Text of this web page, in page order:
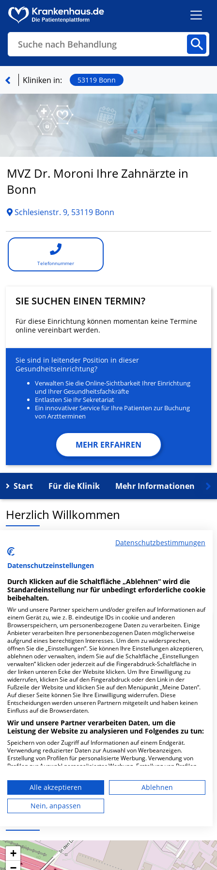
Suche nach Behandlung
Finden
Kliniken in: 53119 Bonn
MVZ Dr. Moroni Ihre Zahnärzte in
Bonn
Schlesienstr. 9, 53119 Bonn
Telefonnummer
SIE SUCHEN EINEN TERMIN?
Für diese Einrichtung können momentan keine Termine
online vereinbart werden.
Sie sind in leitender Position in dieser
Gesundheitseinrichtung?
Verwalten Sie die Online-Sichtbarkeit Ihrer Einrichtung
und Ihrer Gesundheitsfachkräfte
Entlasten Sie Ihr Sekretariat
Ein innovativer Service für Ihre Patienten zur Buchung
von Arztterminen
MEHR ERFAHREN
Start Für die Klinik Mehr Informationen
Herzlich Willkommen
MVZ Dr. Moroni Ihre Zahnärzte in Bonn in der
Schlesienstr. 9 ist ein medizinisches
Versorgungszentrum in Bonn.
Mehr Informationen
FAQ
Hier ﬁnden Sie häuﬁg gestellte Fragen zu dieser Klinik.
Wie lautet die Adresse von MVZ Dr. Moroni
Ihre Zahnärzte in Bonn?
53119 Bonn
Wie ist die Telefonnummer von MVZ Dr.
+
Datenschutzbestimmungen
Datenschutzeinstellungen
Durch Klicken auf die Schaltfläche „Ablehnen“ wird die
Standardeinstellung nur für unbedingt erforderliche cookie
beibehalten.
Wir und unsere Partner speichern und/oder greifen auf Informationen auf
einem Gerät zu, wie z. B. eindeutige IDs in cookie und anderen
Browserspeichern, um personenbezogene Daten zu verarbeiten. Einige
Anbieter verarbeiten Ihre personenbezogenen Daten möglicherweise
aufgrund eines berechtigten Interesses. Um dem zu widersprechen,
öffnen Sie die „Einstellungen“. Sie können Ihre Einstellungen akzeptieren,
ablehnen oder verwalten, indem Sie auf die Schaltfläche „Einstellungen
verwalten“ klicken oder jederzeit auf die Fingerabdruck-Schaltfläche in
der linken unteren Ecke der Website klicken. Um Ihre Einwilligung zu
widerrufen, klicken Sie auf den Fingerabdruck oder den Link in der
Fußzeile der Website und klicken Sie auf den Menüpunkt „Meine Daten“.
Auf dieser Seite können Sie Ihre Einwilligung widerrufen. Diese
Entscheidungen werden unseren Partnern mitgeteilt und haben keinen
Einfluss auf die Browserdaten.
Wir und unsere Partner verarbeiten Daten, um die
Leistung der Website zu analysieren und Folgendes zu tun:
Speichern von oder Zugriff auf Informationen auf einem Endgerät.
Verwendung reduzierter Daten zur Auswahl von Werbeanzeigen.
Erstellung von Profilen für personalisierte Werbung. Verwendung von
Profilen zur Auswahl personalisierter Werbung. Erstellung von Profilen
personalisierter Inhalte. Messung der Werbeleistung. Messung der
Performance von Inhalten. Analyse von Zielgruppen durch Statistiken
oder Kombinationen von Daten aus verschiedenen Quellen. Entwicklung
und Verbesserung der Angebote. Verwendung reduzierter Daten zur
Auswahl von Inhalten.
die USA gesendet werden.
Ihre Einwilligung und die cookie Richtlinie gelten ausschließlich für diese
Website/App.
Partnerliste anzeigen (1 IAB-Anbieter)
Alle akzeptieren
Ablehnen
Nein, anpassen